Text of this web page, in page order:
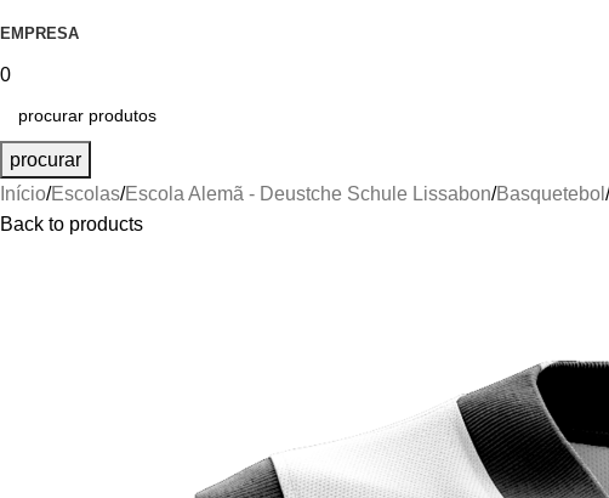
EMPRESA
0
procurar
Início Escolas Escola Alemã - Deustche Schule Lissabon Basquetebol
Back to products